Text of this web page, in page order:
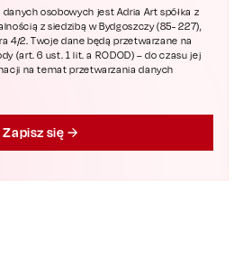
osobowych jest Adria Art spółka z
z siedzibą w Bydgoszczy (85- 227),
4/2. Twoje dane będą przetwarzane na
(art. 6 ust. 1 lit. a RODOD) – do czasu jej
na temat przetwarzania danych
Zapisz się